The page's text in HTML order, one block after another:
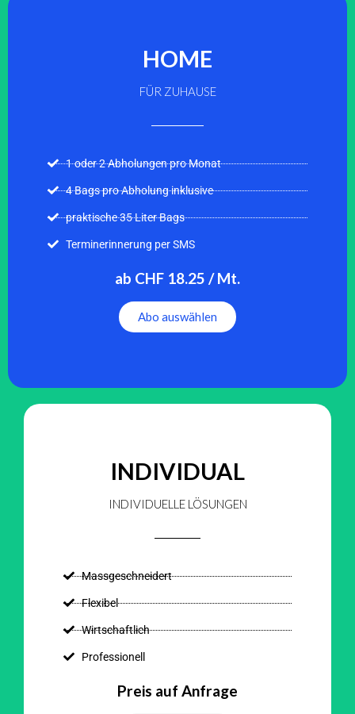
HOME
FÜR ZUHAUSE
1 oder 2 Abholungen pro Monat
4 Bags pro Abholung inklusive
praktische 35 Liter Bags
Terminerinnerung per SMS
ab CHF 18.25 / Mt.
Abo auswählen
INDIVIDUAL
INDIVIDUELLE LÖSUNGEN
Massgeschneidert
Flexibel
Wirtschaftlich
Professionell
Preis auf Anfrage